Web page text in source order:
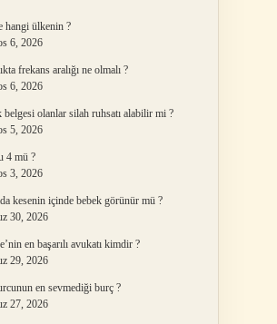
hangi ülkenin ?
6, 2026
frekans aralığı ne olmalı ?
6, 2026
belgesi olanlar silah ruhsatı alabilir mi ?
5, 2026
4 mü ?
3, 2026
kesenin içinde bebek görünür mü ?
30, 2026
en başarılı avukatı kimdir ?
29, 2026
en sevmediği burç ?
27, 2026